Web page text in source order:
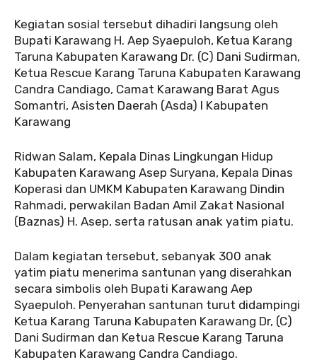
‎‎Kegiatan sosial tersebut dihadiri langsung oleh
Bupati Karawang H. Aep Syaepuloh, Ketua Karang
Taruna Kabupaten Karawang Dr. (C) Dani Sudirman,
Ketua Rescue Karang Taruna Kabupaten Karawang
Candra Candiago, Camat Karawang Barat Agus
Somantri, Asisten Daerah (Asda) I Kabupaten
Karawang
Ridwan Salam, Kepala Dinas Lingkungan Hidup
Kabupaten Karawang Asep Suryana, Kepala Dinas
Koperasi dan UMKM Kabupaten Karawang Dindin
Rahmadi, perwakilan Badan Amil Zakat Nasional
(Baznas) H. Asep, serta ratusan anak yatim piatu.
‎‎Dalam kegiatan tersebut, sebanyak 300 anak
yatim piatu menerima santunan yang diserahkan
secara simbolis oleh Bupati Karawang Aep
Syaepuloh. Penyerahan santunan turut didampingi
Ketua Karang Taruna Kabupaten Karawang Dr, (C)
Dani Sudirman dan Ketua Rescue Karang Taruna
Kabupaten Karawang Candra Candiago.